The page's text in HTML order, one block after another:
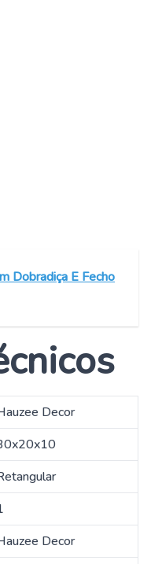
Dobradiça E Fecho
Decor
Decor